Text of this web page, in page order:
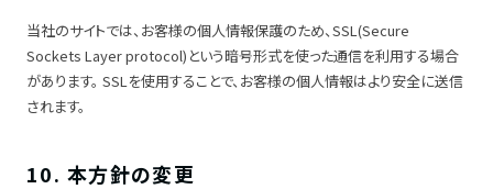
当社のサイトでは、お客様の個人情報保護のため、SSL(Secure
Sockets Layer protocol)という暗号形式を使った通信を利用する場合
があります。 SSLを使用することで、お客様の個人情報はより安全に送信
されます。
10. 本方針の変更